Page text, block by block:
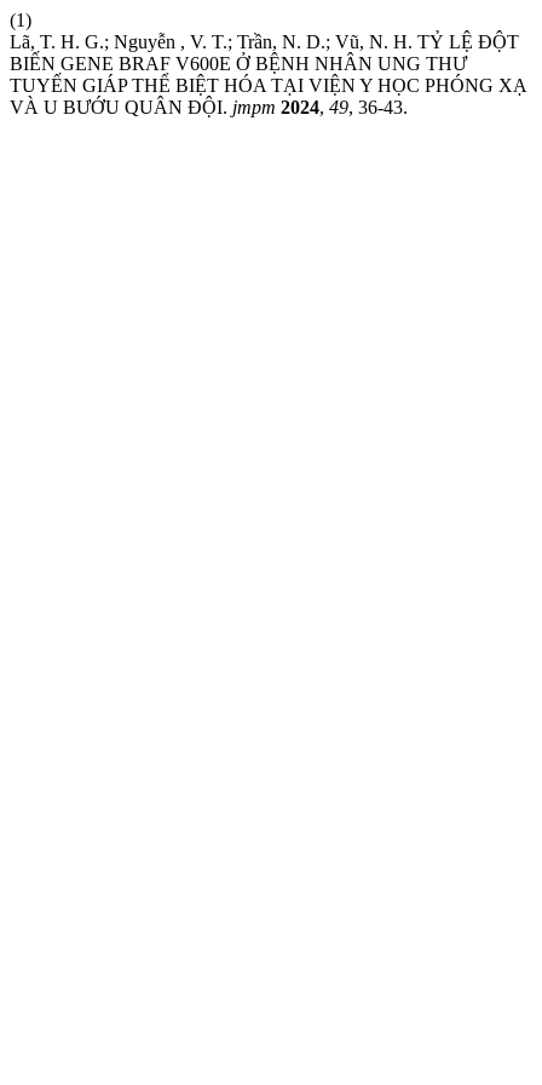
(1)
Lã, T. H. G.; Nguyễn , V. T.; Trần, N. D.; Vũ, N. H. TỶ LỆ ĐỘT
BIẾN GENE BRAF V600E Ở BỆNH NHÂN UNG THƯ
TUYẾN GIÁP THỂ BIỆT HÓA TẠI VIỆN Y HỌC PHÓNG XẠ
VÀ U BƯỚU QUÂN ĐỘI. jmpm 2024, 49, 36-43.